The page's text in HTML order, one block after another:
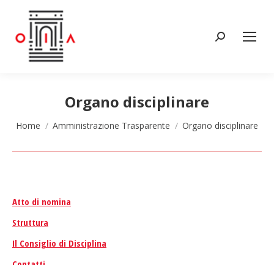
Cerca:
Organo disciplinare
Tu sei qui:
Home Amministrazione Trasparente Organo disciplinare
Atto di nomina
Struttura
Il Consiglio di Disciplina